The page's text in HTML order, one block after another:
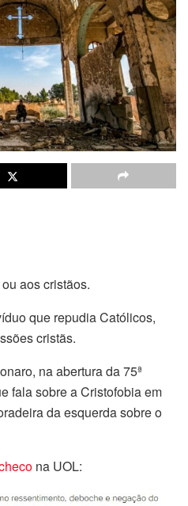
aos cristãos.
que repudia Católicos,
cristãs.
na abertura da 75ª
fala sobre a Cristofobia em
da esquerda sobre o
na UOL: